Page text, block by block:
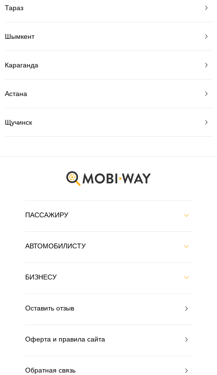
Тараз
Шымкент
Караганда
Астана
Щучинск
ПАССАЖИРУ
АВТОМОБИЛИСТУ
БИЗНЕСУ
Оставить отзыв
Оферта и правила сайта
Обратная связь